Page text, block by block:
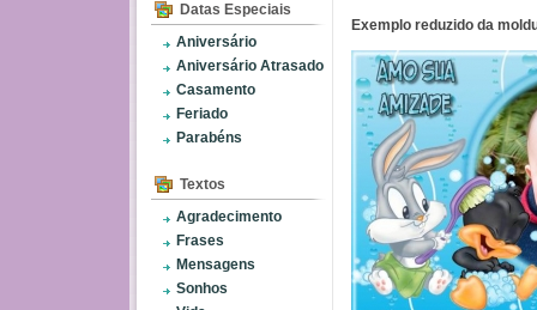
Datas Especiais
Aniversário
Aniversário Atrasado
Casamento
Feriado
Parabéns
Textos
Agradecimento
Frases
Mensagens
Sonhos
Exemplo reduzido da